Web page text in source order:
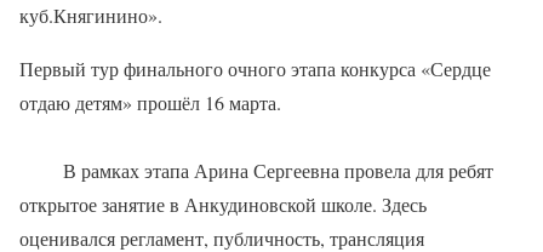
куб.Княгинино».
Первый тур финального очного этапа конкурса «Сердце
отдаю детям» прошёл 16 марта.
В рамках этапа Арина Сергеевна провела для ребят
открытое занятие в Анкудиновской школе. Здесь
оценивался регламент, публичность, трансляция